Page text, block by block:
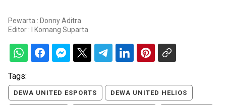
Pewarta : Donny Aditra
Editor :
I Komang Suparta
Tags:
DEWA UNITED ESPORTS DEWA UNITED HELIOS